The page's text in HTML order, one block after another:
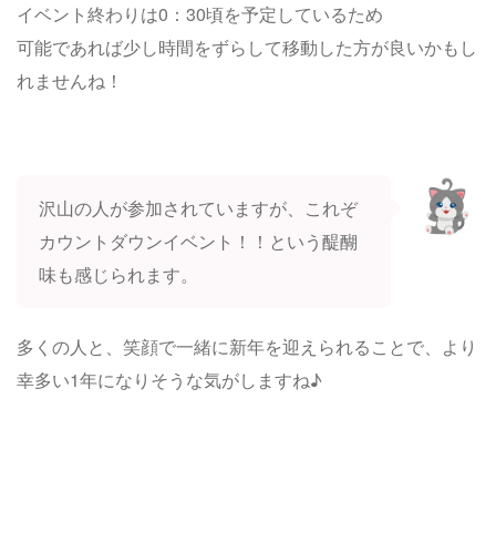
イベント終わりは0：30頃を予定しているため
可能であれば少し時間をずらして移動した方が良いかもし
れませんね！
沢山の人が参加されていますが、これぞ
カウントダウンイベント！！という醍醐
味も感じられます。
多くの人と、笑顔で一緒に新年を迎えられることで、より
幸多い1年になりそうな気がしますね♪